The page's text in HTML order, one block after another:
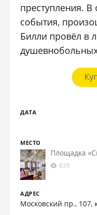
преступления. В
события,
Билли провёл в
ДАТА
МЕСТО
Площадка
639
АДРЕС
Московский пр., 107,